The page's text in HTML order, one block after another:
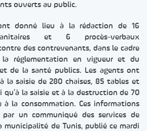
ouverts au public.
donné lieu à la rédaction de 16
et 6 procès-verbaux
des contrevenants, dans le cadre
la réglementation en vigueur et du
de la santé publics. Les agents ont
la saisie de 280 chaises, 85 tables et
qu’à la saisie et à la destruction de 70
à la consommation. Ces informations
un communiqué des services de
municipalité de Tunis, publié ce mardi